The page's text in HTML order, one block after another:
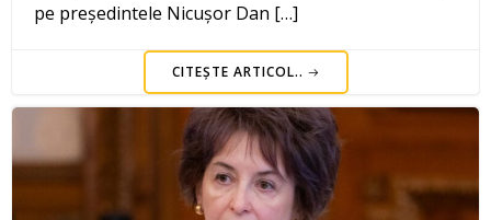
pe președintele Nicușor Dan […]
CITEȘTE ARTICOL..